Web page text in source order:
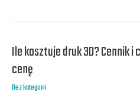
Ile kosztuje druk 3D? Cennik
cenę
Bez kategorii
Ile
kosztuje
3D?